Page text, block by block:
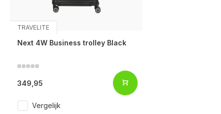
TRAVELITE
Next 4W Business trolley Black
349,95
Vergelijk